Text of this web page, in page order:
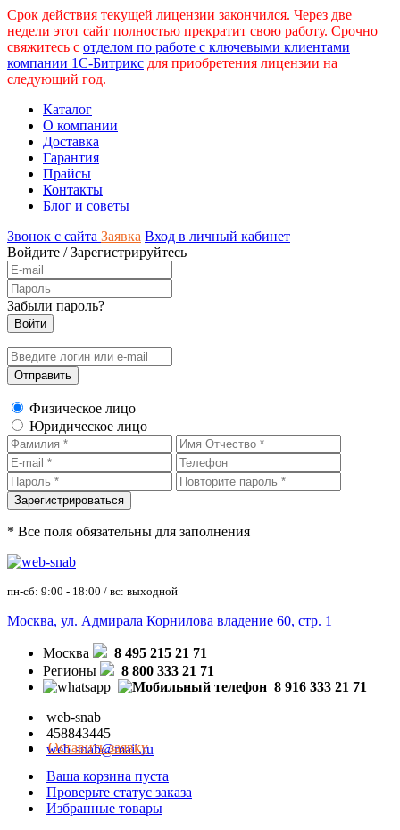
Срок действия текущей лицензии закончился. Через две
недели этот сайт полностью прекратит свою работу. Срочно
свяжитесь с отделом по работе с ключевыми клиентами
компании 1С-Битрикс для приобретения лицензии на
следующий год.
Каталог
О компании
Доставка
Гарантия
Прайсы
Контакты
Блог и советы
Звонок с сайта Заявка Вход в личный кабинет
Войдите /Зарегистрируйтесь
Забыли пароль?
Физическое лицо
Юридическое лицо
* Все поля обязательны для заполнения
пн-сб: 9:00 - 18:00 / вс: выходной
Москва, ул. Адмирала Корнилова владение 60, стр. 1
Москва
8 495 215 21 71
Регионы
8 800 333 21 71
8 916 333 21 71
web-snab
458843445
web-snab@mail.ru
Оставить заявку
Ваша корзина пуста
Проверьте статус заказа
Избранные товары